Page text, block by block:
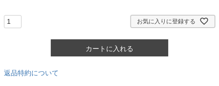
お気に入りに登録する
カートに入れる
返品特約について